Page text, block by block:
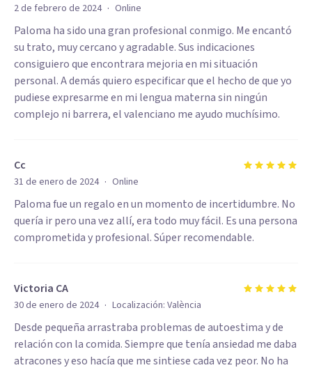
2 de febrero de 2024 · Online
Paloma ha sido una gran profesional conmigo. Me encantó
su trato, muy cercano y agradable. Sus indicaciones
consiguiero que encontrara mejoria en mi situación
personal. A demás quiero especificar que el hecho de que yo
pudiese expresarme en mi lengua materna sin ningún
complejo ni barrera, el valenciano me ayudo muchísimo.
Cc
31 de enero de 2024 · Online
Paloma fue un regalo en un momento de incertidumbre. No
quería ir pero una vez allí, era todo muy fácil. Es una persona
comprometida y profesional. Súper recomendable.
Victoria CA
30 de enero de 2024 · Localización: València
Desde pequeña arrastraba problemas de autoestima y de
relación con la comida. Siempre que tenía ansiedad me daba
atracones y eso hacía que me sintiese cada vez peor. No ha